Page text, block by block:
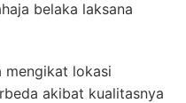
belaka laksana
mengikat lokasi
akibat kualitasnya